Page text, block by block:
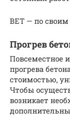
BET — по
Прогрев
Повсеместное
прогрева
стоимостью,
Чтобы
возникает